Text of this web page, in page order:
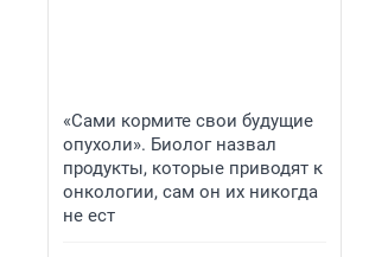
«Сами кормите свои будущие
опухоли». Биолог назвал
продукты, которые приводят к
онкологии, сам он их никогда
не ест